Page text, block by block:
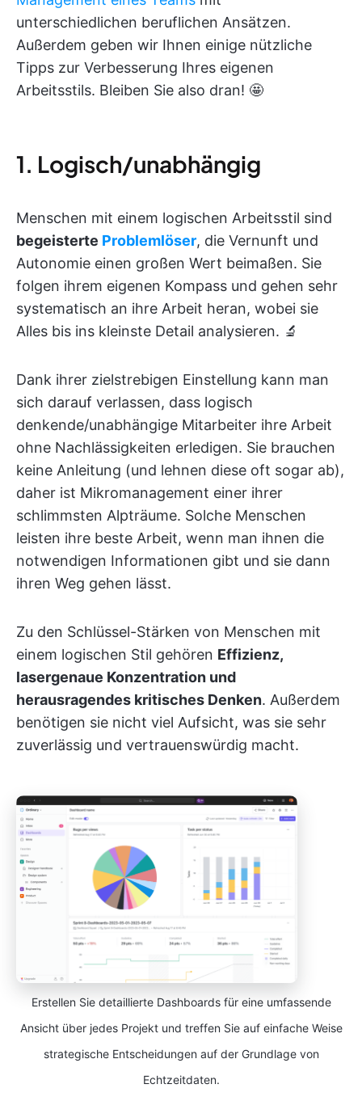
unterschiedlichen beruflichen Ansätzen.
Außerdem geben wir Ihnen einige nützliche
Tipps zur Verbesserung Ihres eigenen
Arbeitsstils. Bleiben Sie also dran! 🤩
1. Logisch/unabhängig
Menschen mit einem logischen Arbeitsstil sind
begeisterte Problemlöser, die Vernunft und
Autonomie einen großen Wert beimaßen. Sie
folgen ihrem eigenen Kompass und gehen sehr
systematisch an ihre Arbeit heran, wobei sie
Alles bis ins kleinste Detail analysieren. 🔬
Dank ihrer zielstrebigen Einstellung kann man
sich darauf verlassen, dass logisch
denkende/unabhängige Mitarbeiter ihre Arbeit
ohne Nachlässigkeiten erledigen. Sie brauchen
keine Anleitung (und lehnen diese oft sogar ab),
daher ist Mikromanagement einer ihrer
schlimmsten Alpträume. Solche Menschen
leisten ihre beste Arbeit, wenn man ihnen die
notwendigen Informationen gibt und sie dann
ihren Weg gehen lässt.
Zu den Schlüssel-Stärken von Menschen mit
einem logischen Stil gehören Effizienz,
lasergenaue Konzentration und
herausragendes kritisches Denken. Außerdem
benötigen sie nicht viel Aufsicht, was sie sehr
zuverlässig und vertrauenswürdig macht.
Erstellen Sie detaillierte Dashboards für eine umfassende
Ansicht über jedes Projekt und treffen Sie auf einfache Weise
strategische Entscheidungen auf der Grundlage von
Echtzeitdaten.